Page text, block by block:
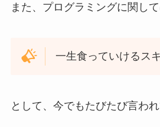
また、プログラミングに関して
一生食っていけるス
として、今でもたびたび言われ